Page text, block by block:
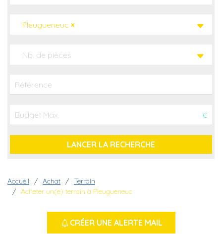
×
Pleugueneuc
Nb. de pièces
€
Fil d'Ariane
Accueil Achat
Terrain
Acheter un(e) terrain à Pleugueneuc
CRÉER UNE ALERTE MAIL